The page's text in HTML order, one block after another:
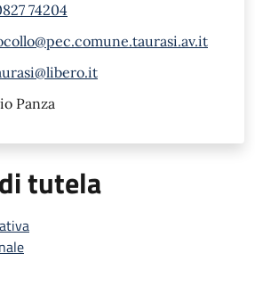
74204
Panza
tutela